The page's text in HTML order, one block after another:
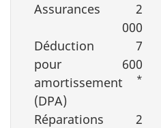
Assurances
2
000
Déduction
pour
amortissement
(DPA)
7
600
*
Réparations
2